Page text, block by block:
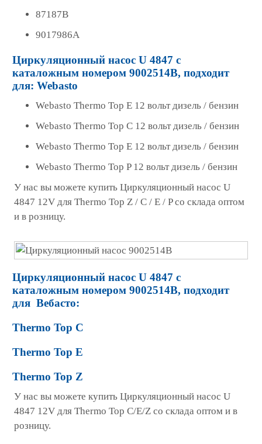
87187B
9017986A
Циркуляционный насос U 4847 с
каталожным номером 9002514B, подходит
для: Webasto
Webasto Thermo Top E 12 вольт дизель / бензин
Webasto Thermo Top С 12 вольт дизель / бензин
Webasto Thermo Top E 12 вольт дизель / бензин
Webasto Thermo Top P 12 вольт дизель / бензин
У нас вы можете купить Циркуляционный насос U
4847 12V для Thermo Top Z / C / E / P со склада оптом
и в розницу.
Циркуляционный насос U 4847 с
каталожным номером 9002514B, подходит
для Вебасто:
Thermo Top C
Thermo Top E
Thermo Top Z
У нас вы можете купить Циркуляционный насос U
4847 12V для Thermo Top C/E/Z со склада оптом и в
розницу.